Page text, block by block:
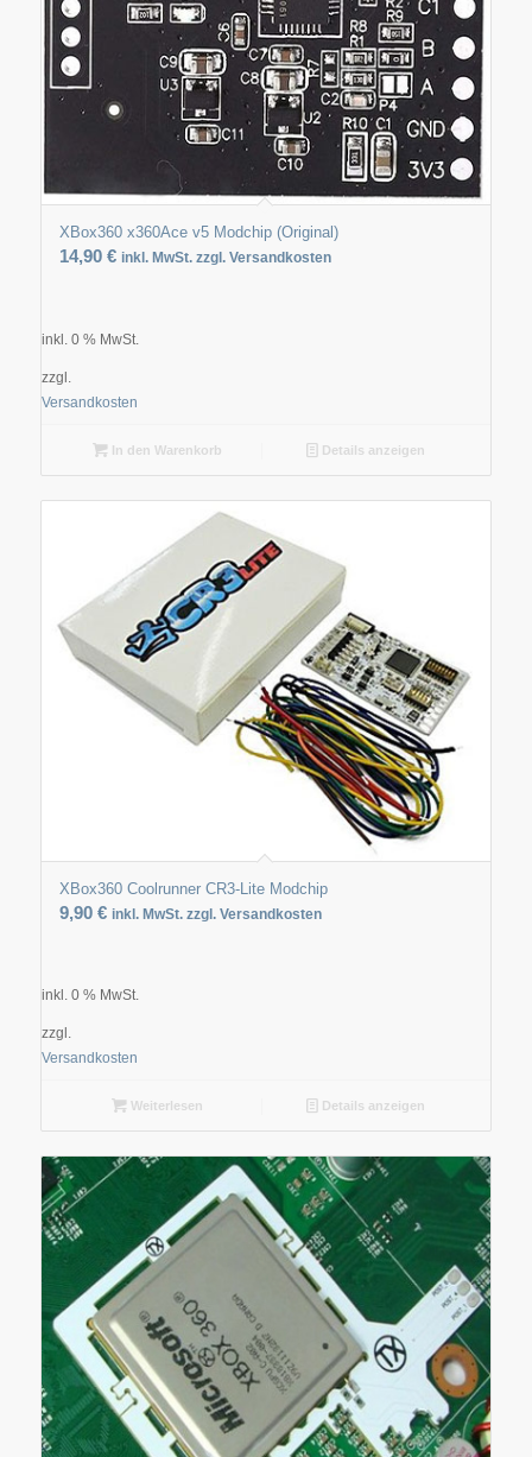
XBox360 x360Ace v5 Modchip (Original)
14,90 € inkl. MwSt. zzgl. Versandkosten
inkl. 0 % MwSt.
zzgl.
Versandkosten
In den Warenkorb Details anzeigen
XBox360 Coolrunner CR3-Lite Modchip
9,90 € inkl. MwSt. zzgl. Versandkosten
inkl. 0 % MwSt.
zzgl.
Versandkosten
Weiterlesen Details anzeigen